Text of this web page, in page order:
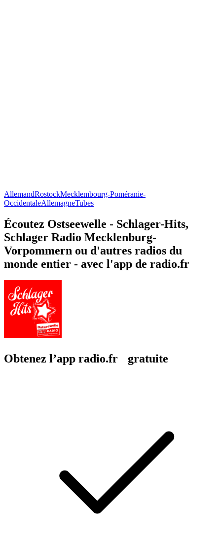
AllemandRostockMecklembourg-Poméranie-
OccidentaleAllemagneTubes
Écoutez Ostseewelle - Schlager-Hits,
Schlager Radio Mecklenburg-
Vorpommern ou d'autres radios du
monde entier - avec l'app de radio.fr
Obtenez l’app radio.fr gratuite